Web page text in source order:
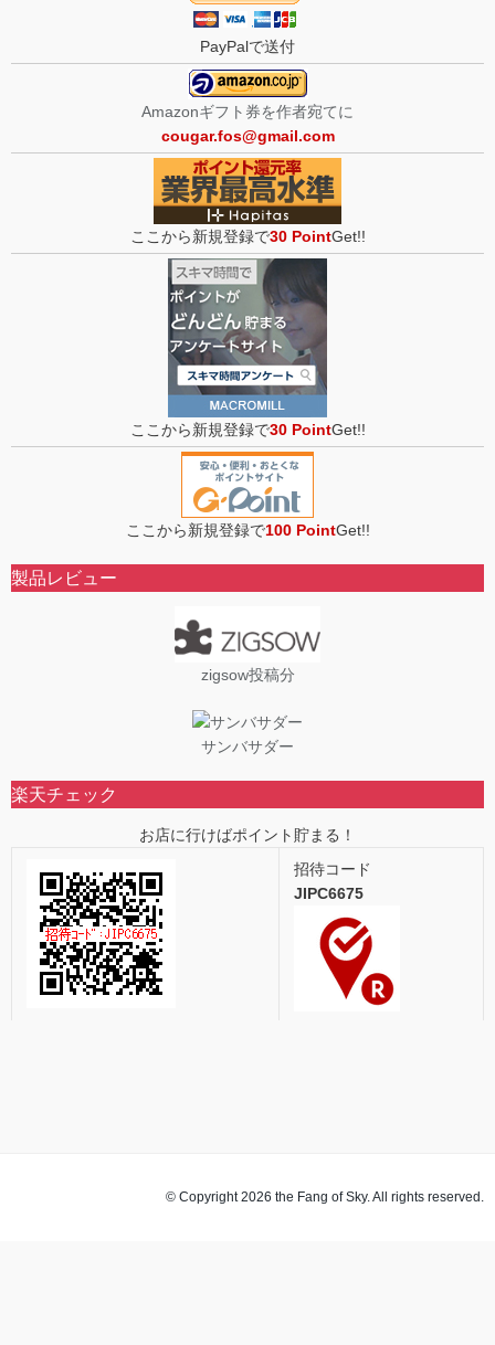
PayPalで送付
Amazonギフト券を作者宛てに
cougar.fos@gmail.com
ここから新規登録で30 PointGet!!
ここから新規登録で30 PointGet!!
ここから新規登録で100 PointGet!!
製品レビュー
zigsow投稿分
サンバサダー
楽天チェック
お店に行けばポイント貯まる！
招待コード
JIPC6675
© Copyright 2026 the Fang of Sky. All rights reserved.